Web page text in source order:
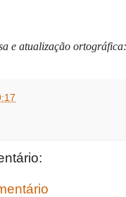
e atualização